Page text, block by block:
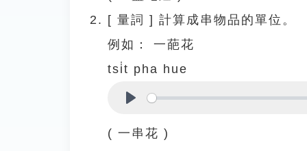
[ 量詞 ] 計算成串物品的單位。
例如：
一葩花
tsi̍t pha hue
( 一串花 )